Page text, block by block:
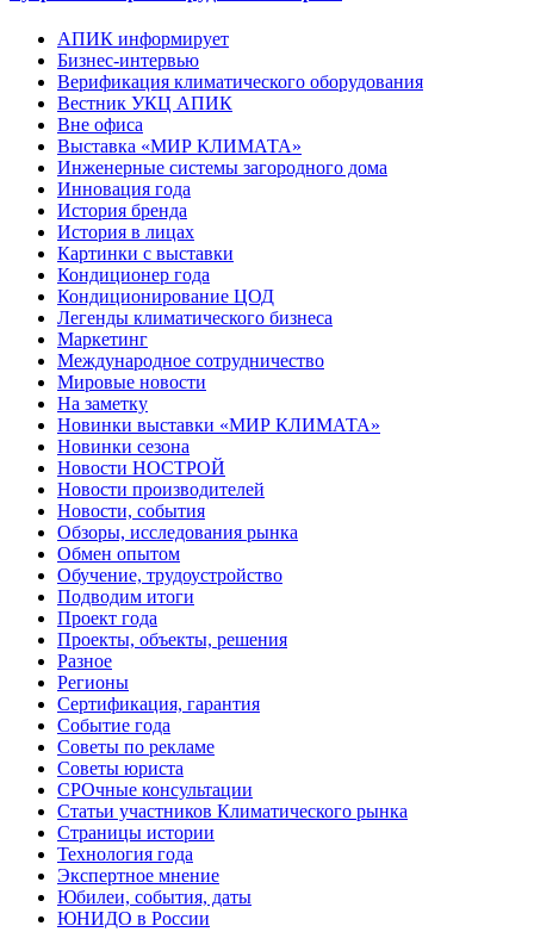
АПИК информирует
Бизнес-интервью
Верификация климатического оборудования
Вестник УКЦ АПИК
Вне офиса
Выставка «МИР КЛИМАТА»
Инженерные системы загородного дома
Инновация года
История бренда
История в лицах
Картинки с выставки
Кондиционер года
Кондиционирование ЦОД
Легенды климатического бизнеса
Маркетинг
Международное сотрудничество
Мировые новости
На заметку
Новинки выставки «МИР КЛИМАТА»
Новинки сезона
Новости НОСТРОЙ
Новости производителей
Новости, события
Обзоры, исследования рынка
Обмен опытом
Обучение, трудоустройство
Подводим итоги
Проект года
Проекты, объекты, решения
Разное
Регионы
Сертификация, гарантия
Событие года
Советы по рекламе
Советы юриста
СРОчные консультации
Статьи участников Климатического рынка
Страницы истории
Технология года
Экспертное мнение
Юбилеи, события, даты
ЮНИДО в России